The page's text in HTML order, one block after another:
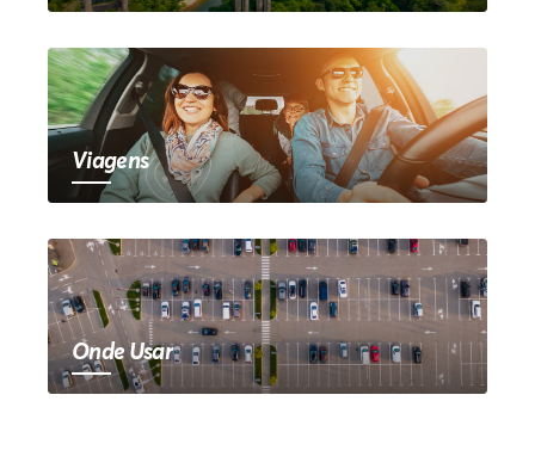
Viagens
Onde Usar